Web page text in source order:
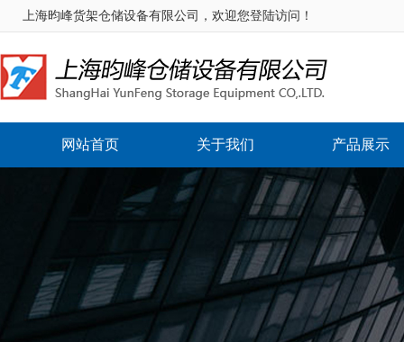
上海昀峰货架仓储设备有限公司，欢迎您登陆访问！
网站首页 关于我们 产品展示